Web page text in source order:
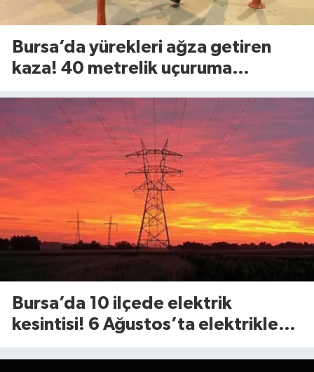
Bursa’da yürekleri ağza getiren
kaza! 40 metrelik uçuruma
Bursa’da 10 ilçede elektrik
kesintisi! 6 Ağustos’ta elektrikler